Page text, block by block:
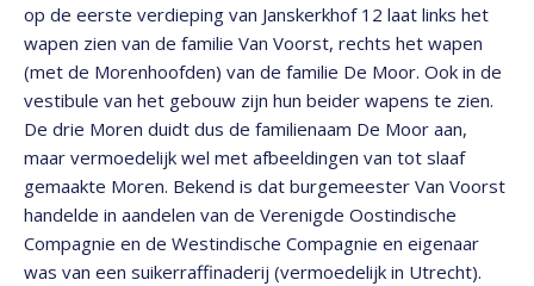
op de eerste verdieping van Janskerkhof 12 laat links het
wapen zien van de familie Van Voorst, rechts het wapen
(met de Morenhoofden) van de familie De Moor. Ook in de
vestibule van het gebouw zijn hun beider wapens te zien.
De drie Moren duidt dus de familienaam De Moor aan,
maar vermoedelijk wel met afbeeldingen van tot slaaf
gemaakte Moren. Bekend is dat burgemeester Van Voorst
handelde in aandelen van de Verenigde Oostindische
Compagnie en de Westindische Compagnie en eigenaar
was van een suikerraffinaderij (vermoedelijk in Utrecht).